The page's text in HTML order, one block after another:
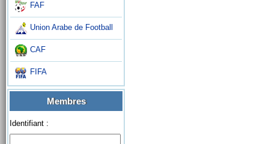
FAF
Union Arabe de Football
CAF
FIFA
Membres
Identifiant :